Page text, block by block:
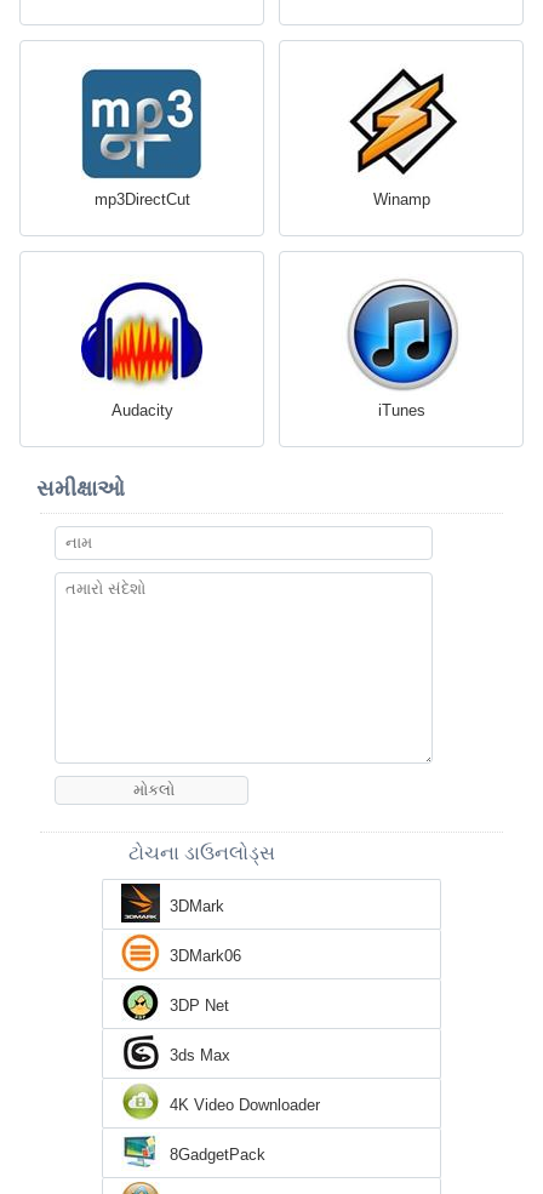
mp3DirectCut Winamp
Audacity iTunes
સમીક્ષાઓ
ટોચના ડાઉનલોડ્સ
3DMark
3DMark06
3DP Net
3ds Max
4K Video Downloader
8GadgetPack